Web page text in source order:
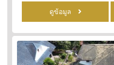
ดูข้อมูล